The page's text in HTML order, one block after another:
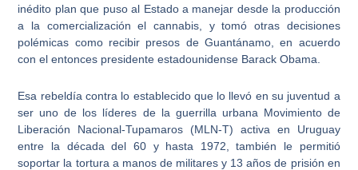
inédito plan que puso al Estado a manejar desde la producción
a la comercialización el cannabis, ytomó otras decisiones
polémicas como recibir presos de Guantánamo, en acuerdo
con el entonces presidente estadounidense Barack Obama.
Esa rebeldía contra lo establecido que lo llevó en su juventud a
ser uno de los líderes de la guerrilla urbana Movimiento de
Liberación Nacional-Tupamaros (MLN-T) activa en Uruguay
entre la década del 60 y hasta 1972, también le permitió
soportar la tortura a manos de militares y 13 años de prisión en